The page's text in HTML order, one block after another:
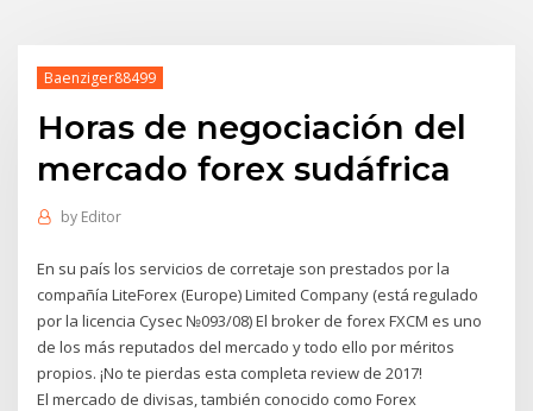
Baenziger88499
Horas de negociación del
mercado forex sudáfrica
by Editor
En su país los servicios de corretaje son prestados por la
compañía LiteForex (Europe) Limited Company (está regulado
por la licencia Cysec №093/08) El broker de forex FXCM es uno
de los más reputados del mercado y todo ello por méritos
propios. ¡No te pierdas esta completa review de 2017!
El mercado de divisas, también conocido como Forex